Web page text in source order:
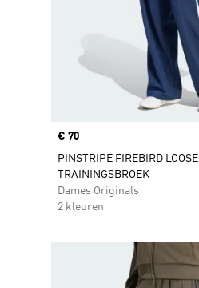
Price
€ 70
PINSTRIPE FIREBIRD LOOSE
TRAININGSBROEK
Dames Originals
2 kleuren